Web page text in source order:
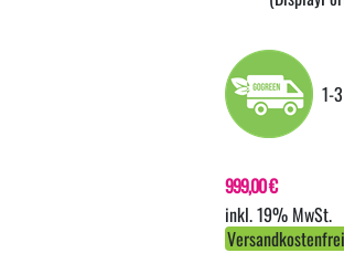
1-
999,00 €
inkl. 19% MwSt.
Versandkostenfrei